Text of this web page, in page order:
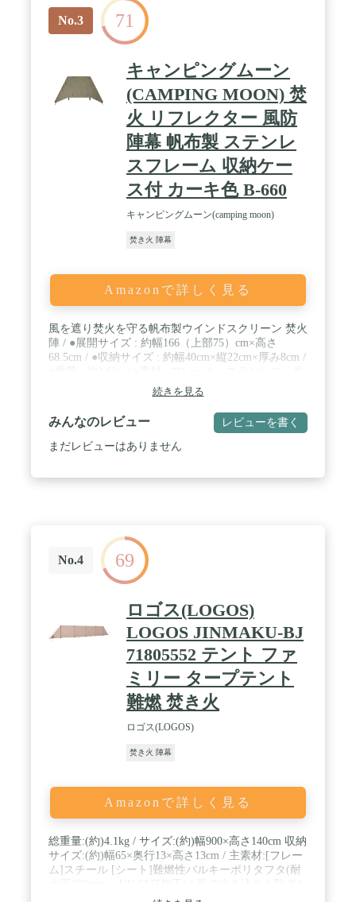
No.3 71
キャンピングムーン
(CAMPING MOON) 焚
火 リフレクター 風防
陣幕 帆布製 ステンレ
スフレーム 収納ケー
ス付 カーキ色 B-660
キャンピングムーン(camping moon)
焚き火 陣幕
Amazonで詳しく見る
風を遮り焚火を守る帆布製ウインドスクリーン 焚火
陣 / ●展開サイズ : 約幅166（上部75）cm×高さ
68.5cm / ●収納サイズ : 約幅40cm×縦22cm×厚み8cm /
地：コットン100％（綿洗い加工）※綿洗い加工に
より、色の濃さが安定しないため、色の個体差が大
きいことを予めご了承ください。
続きを見る
みんなのレビュー レビューを書く
まだレビューはありません
No.4 69
ロゴス(LOGOS)
LOGOS JINMAKU-BJ
71805552 テント ファ
ミリー タープテント
難燃 焚き火
ロゴス(LOGOS)
焚き火 陣幕
Amazonで詳しく見る
総重量:(約)4.1kg / サイズ:(約)幅900×高さ140cm 収納
サイズ:(約)幅65×奥行13×高さ13cm / 主素材:[フレー
ム]スチール [シート]難燃性バルキーポリタフタ(耐
がらプライベート空間を確保する万能アイテム。 /